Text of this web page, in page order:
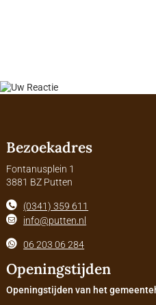
Bezoekadres
Fontanusplein 1
3881 BZ Putten
(0341) 359 611
info@putten.nl
06 203 06 284
Openingstijden
Openingstijden van het